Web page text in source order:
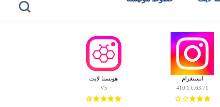
انستغرام
410.1.0.63.71
هونستا لايت
V5